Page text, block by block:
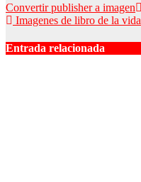
Convertir publisher a imagen
Imagenes de libro de la vida
Entrada relacionada